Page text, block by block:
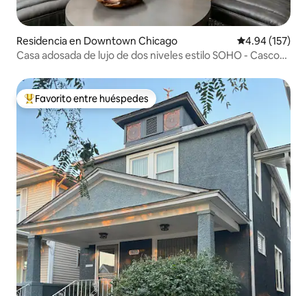
Residencia en Downtown Chicago Calificación
4.94 (157)
Casa adosada de lujo de dos niveles estilo SOHO - Casco
De los mejores en Favorito entre huéspedes
Favorito entre huéspedes